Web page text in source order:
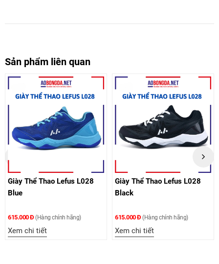
Sản phẩm liên quan
Thao Lefus L028
Đ(Hàng chính hãng)
tiết
Giày Thể Thao Lefus L028
615.000 Đ(Hàng chính hãng)
Xem chi tiết
Giày